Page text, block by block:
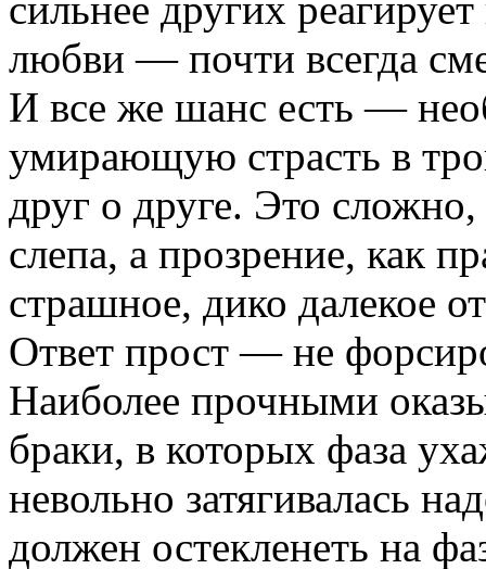
сильнее других
любви — почти всегда
И все же шанс есть —
умирающую страсть в
друг о друге. Это
слепа, а прозрение, как
страшное, дико далекое
Ответ прост — не
Наиболее прочными
браки, в которых фаза
невольно затягивалась
должен остекленеть на